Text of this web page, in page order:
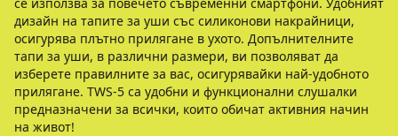
дизайн на тапите за уши със силиконови накрайници,
осигурява плътно прилягане в ухото. Допълнителните
тапи за уши, в различни размери, ви позволяват да
изберете правилните за вас, осигурявайки най-удобното
прилягане. TWS-5 са удобни и функционални слушалки
предназначени за всички, които обичат активния начин
на живот!